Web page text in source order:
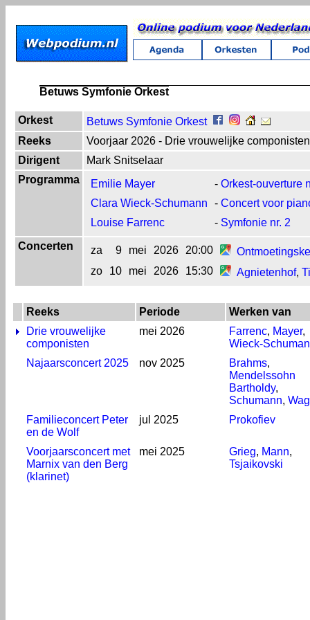
Betuws Symfonie Orkest
Orkest
Betuws Symfonie Orkest
Reeks
Voorjaar 2026 - Drie vrouwelijke componisten
Dirigent
Mark Snitselaar
Programma
Emilie Mayer - Orkest-ouverture
Clara Wieck-Schumann
- Concert voor
Louise Farrenc
- Symfonie nr. 2
Concerten
za 9 mei 2026 20:00
zo
10 mei 2026 15:30 Agnietenhof,
Reeks Periode
Werken van
Drie vrouwelijke
componisten
mei 2026 Farrenc, Mayer,
Wieck-
Najaarsconcert 2025
nov 2025 Brahms,
Mendelssohn
Bartholdy,
Schumann,
Familieconcert Peter
en de Wolf
jul 2025 Prokofiev
Voorjaarsconcert met
Marnix van den Berg
(klarinet)
mei 2025 Grieg, Mann,
Tsjaikovski